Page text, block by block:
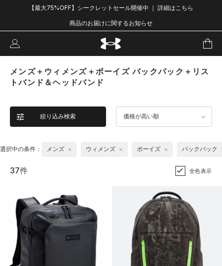
【最大75%OFF】シークレットセール開催中 ｜ 詳細はこちら
商品のお届けに関するお知らせ
メンズ＋ウィメンズ＋ボーイズ バックパック＋リス
トバンド＆ヘッドバンド
絞り込み検索 価格が高い順
選択中の条件： メンズ ウィメンズ ボーイズ バックパック
37件 全色表示